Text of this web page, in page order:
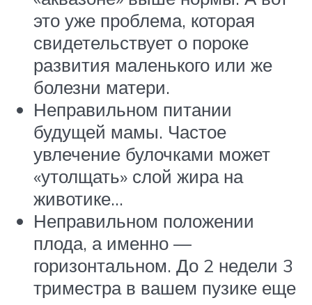
это уже проблема, которая
свидетельствует о пороке
развития маленького или же
болезни матери.
Неправильном питании
будущей мамы. Частое
увлечение булочками может
«утолщать» слой жира на
животике…
Неправильном положении
плода, а именно —
горизонтальном. До 2 недели 3
триместра в вашем пузике еще